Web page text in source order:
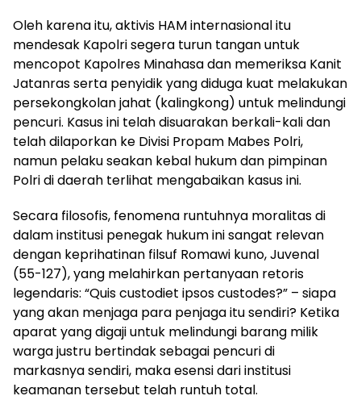
Oleh karena itu, aktivis HAM internasional itu
mendesak Kapolri segera turun tangan untuk
mencopot Kapolres Minahasa dan memeriksa Kanit
Jatanras serta penyidik yang diduga kuat melakukan
persekongkolan jahat (kalingkong) untuk melindungi
pencuri. Kasus ini telah disuarakan berkali-kali dan
telah dilaporkan ke Divisi Propam Mabes Polri,
namun pelaku seakan kebal hukum dan pimpinan
Polri di daerah terlihat mengabaikan kasus ini.
Secara filosofis, fenomena runtuhnya moralitas di
dalam institusi penegak hukum ini sangat relevan
dengan keprihatinan filsuf Romawi kuno, Juvenal
(55-127), yang melahirkan pertanyaan retoris
legendaris: “Quis custodiet ipsos custodes?” – siapa
yang akan menjaga para penjaga itu sendiri? Ketika
aparat yang digaji untuk melindungi barang milik
warga justru bertindak sebagai pencuri di
markasnya sendiri, maka esensi dari institusi
keamanan tersebut telah runtuh total.